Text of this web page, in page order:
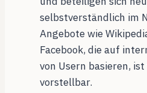
selbstverständlich im
Angebote wie
Facebook, die auf
von Usern basieren,
vorstellbar.